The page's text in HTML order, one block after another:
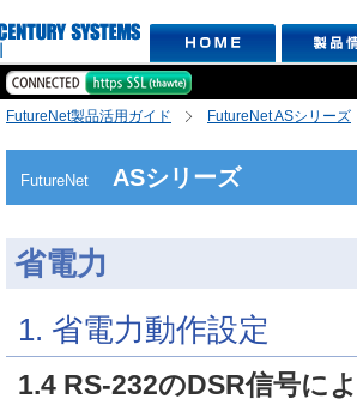
FutureNet製品活用ガイド FutureNet ASシリーズ
FutureNet ASシリーズ
省電力
1. 省電力動作設定
1.4 RS-232のDSR信号に